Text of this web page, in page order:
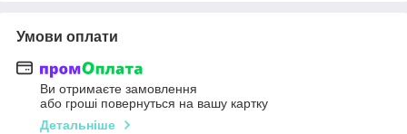
Умови оплати
Ви отримаєте замовлення
або гроші повернуться на вашу картку
Детальніше